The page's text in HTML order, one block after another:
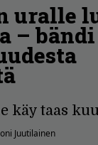
uralle
– bändi
käy taas
Juutilainen